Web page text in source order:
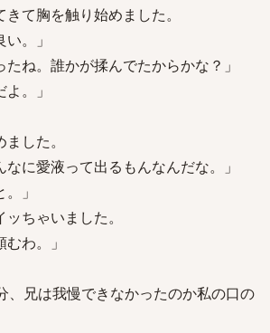
て胸を触り始めました。
。」
ね。誰かが揉んでたからかな？」
。」
した。
に愛液って出るもんなんだな。」
」
ちゃいました。
わ。」
、兄は我慢できなかったのか私の口の